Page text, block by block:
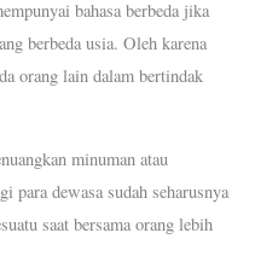
bahasa berbeda jika
berbeda usia. Oleh karena
orang lain dalam bertindak
minuman atau
para dewasa sudah seharusnya
saat bersama orang lebih